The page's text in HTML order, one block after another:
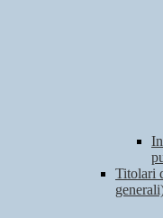
Titolari